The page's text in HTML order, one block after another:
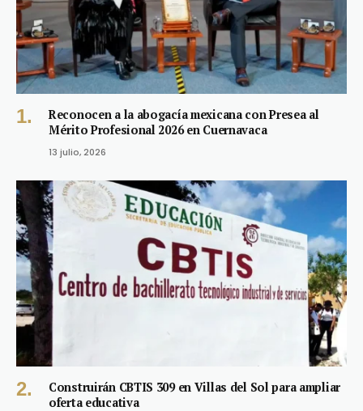
Reconocen a la abogacía mexicana con Presea al
Mérito Profesional 2026 en Cuernavaca
13 julio, 2026
Construirán CBTIS 309 en Villas del Sol para ampliar
oferta educativa